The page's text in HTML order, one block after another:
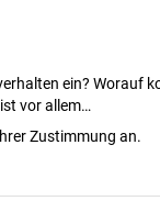
ein? Worauf
vor allem…
Zustimmung an.